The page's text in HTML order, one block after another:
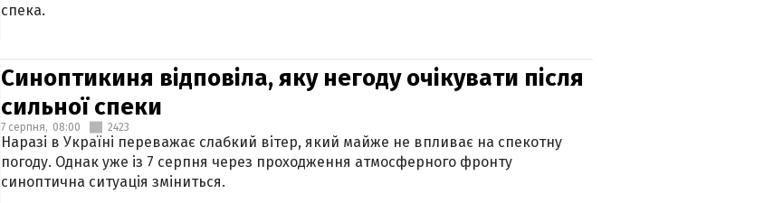
спека.
Синоптикиня відповіла, яку негоду очікувати після
сильної спеки
7 серпня, 08:00 2423
Наразі в Україні переважає слабкий вітер, який майже не впливає на спекотну
погоду. Однак уже із 7 серпня через проходження атмосферного фронту
синоптична ситуація зміниться.